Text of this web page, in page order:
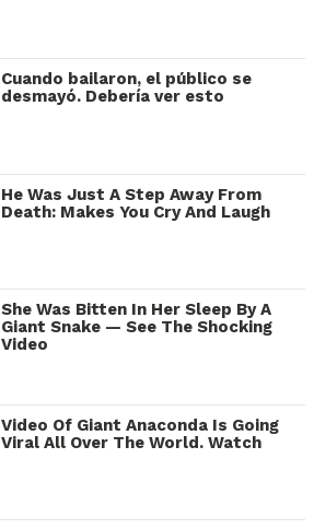
Cuando bailaron, el público se
desmayó. Debería ver esto
He Was Just A Step Away From
Death: Makes You Cry And Laugh
She Was Bitten In Her Sleep By A
Giant Snake — See The Shocking
Video
Video Of Giant Anaconda Is Going
Viral All Over The World. Watch